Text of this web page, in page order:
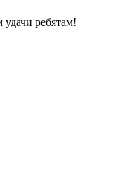
удачи ребятам!